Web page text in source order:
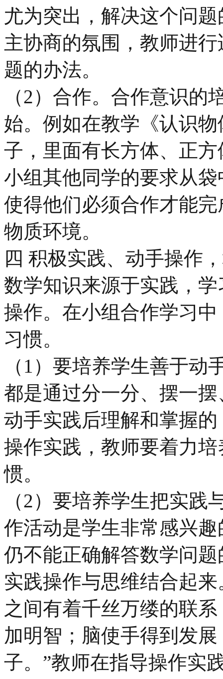
尤为突出，解决这个问
主协商的氛围，教师进
题的办法。
（2）合作。合作意识
始。例如在教学《认识
子，里面有长方体、正
小组其他同学的要求从
使得他们必须合作才能
物质环境。
四 积极实践、动手操作
数学知识来源于实践，
操作。在小组合作学习
习惯。
（1）要培养学生善于
都是通过分一分、摆一
动手实践后理解和掌握
操作实践，教师要着力
惯。
（2）要培养学生把实
作活动是学生非常感兴
仍不能正确解答数学问
实践操作与思维结合起
之间有着千丝万缕的联
加明智；脑使手得到发
子。”教师在指导操作实